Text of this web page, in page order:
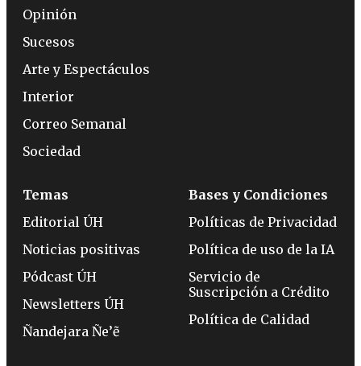
Opinión
Sucesos
Arte y Espectáculos
Interior
Correo Semanal
Sociedad
Temas
Editorial ÚH
Noticias positivas
Pódcast ÚH
Newsletters ÚH
Ñandejara Ñe’ẽ
Bases y Condiciones
Políticas de Privacidad
Política de uso de la IA
Servicio de
Suscripción a Crédito
Política de Calidad